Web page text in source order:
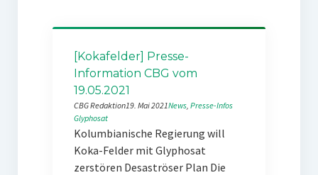
[Kokafelder] Presse-
Information CBG vom
19.05.2021
CBG Redaktion19. Mai 2021News, Presse-Infos
Glyphosat
Kolumbianische Regierung will
Koka-Felder mit Glyphosat
zerstören Desaströser Plan Die